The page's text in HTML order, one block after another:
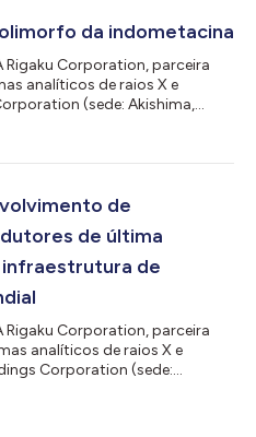
metrologia de semicondutores,
de serviço...
da indometacina
Rigaku Corporation, parceira
analíticos de raios X e
(sede: Akishima,
e Universidade Farmacêutica
na área de cristalografia. Essa
de
de última
de
Rigaku Corporation, parceira
analíticos de raios X e
Corporation (sede: